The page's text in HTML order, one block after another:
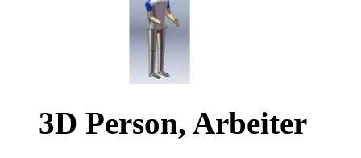
3D Person, Arbeiter